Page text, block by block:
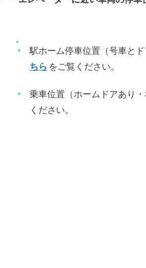
駅ホーム停車位置（号車と
ちら をご覧ください。
乗車位置（ホームドアあり
ください。